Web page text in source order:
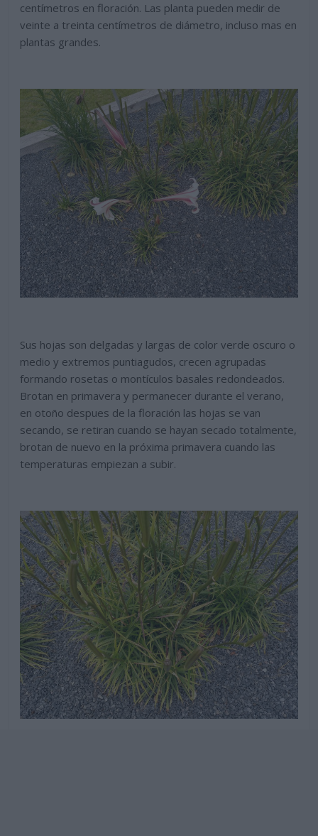
centímetros en floración. Las planta pueden medir de
veinte a treinta centímetros de diámetro, incluso mas en
plantas grandes.
Sus hojas son delgadas y largas de color verde oscuro o
medio y extremos puntiagudos, crecen agrupadas
formando rosetas o montículos basales redondeados.
Brotan en primavera y permanecer durante el verano,
en otoño despues de la floración las hojas se van
secando, se retiran cuando se hayan secado totalmente,
brotan de nuevo en la próxima primavera cuando las
temperaturas empiezan a subir.